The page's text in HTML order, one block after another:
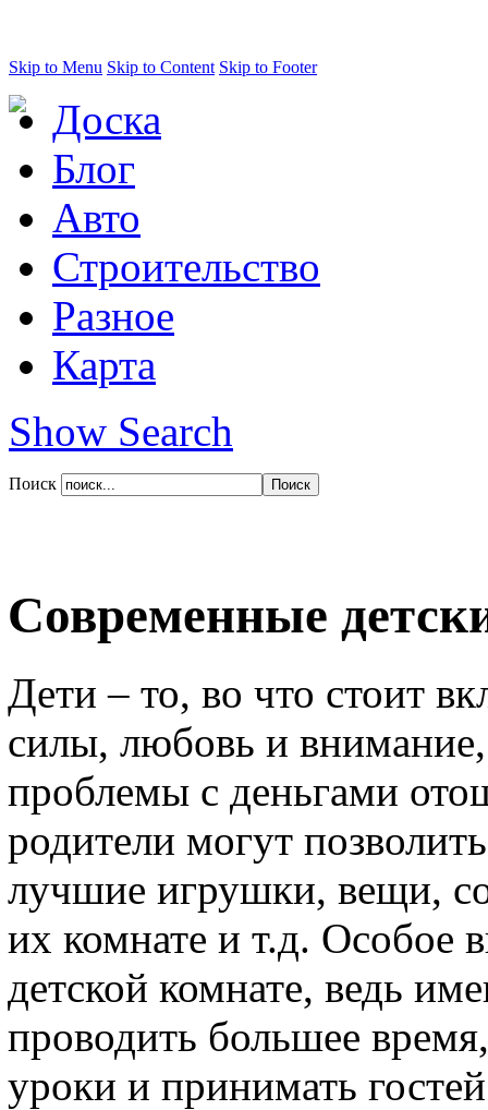
Skip to Menu Skip to Content Skip to Footer
Доска
Блог
Авто
Строительство
Разное
Карта
Show Search
Поиск
Современные
Дети – то, во что стоит
силы, любовь и
проблемы с деньгами
родители могут
лучшие игрушки, вещи,
их комнате и т.д. Особое
детской комнате, ведь
проводить большее
уроки и принимать